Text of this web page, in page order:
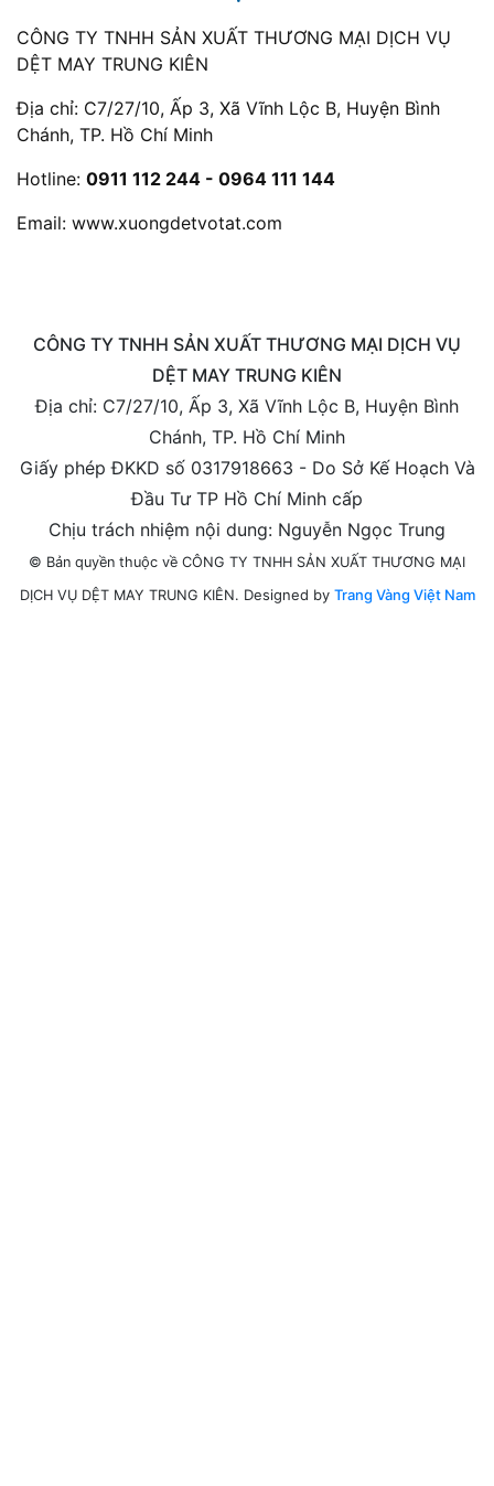
CÔNG TY TNHH SẢN XUẤT THƯƠNG MẠI DỊCH VỤ
DỆT MAY TRUNG KIÊN
Địa chỉ: C7/27/10, Ấp 3, Xã Vĩnh Lộc B, Huyện Bình
Chánh, TP. Hồ Chí Minh
Hotline: 0911 112 244 - 0964 111 144
Email: www.xuongdetvotat.com
CÔNG TY TNHH SẢN XUẤT THƯƠNG MẠI DỊCH VỤ
DỆT MAY TRUNG KIÊN
Địa chỉ: C7/27/10, Ấp 3, Xã Vĩnh Lộc B, Huyện Bình
Chánh, TP. Hồ Chí Minh
Giấy phép ĐKKD số 0317918663 - Do Sở Kế Hoạch Và
Đầu Tư TP Hồ Chí Minh cấp
Chịu trách nhiệm nội dung: Nguyễn Ngọc Trung
© Bản quyền thuộc về CÔNG TY TNHH SẢN XUẤT THƯƠNG MẠI
DỊCH VỤ DỆT MAY TRUNG KIÊN. Designed by Trang Vàng Việt Nam